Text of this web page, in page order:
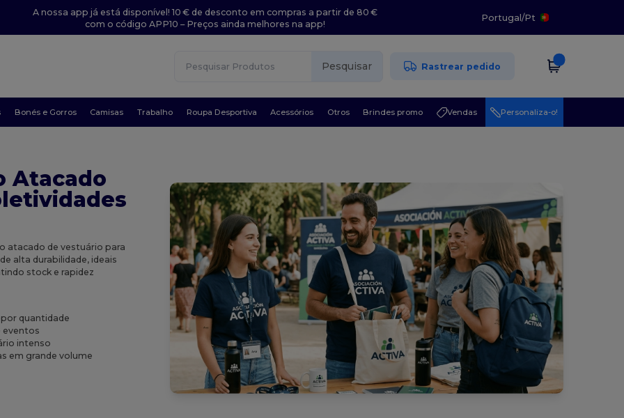
A nossa app já está disponível! 10 € de desconto em compras a partir de 80 €
com o código APP10 – Preços ainda melhores na app!
Portugal/Pt
Pesquisar Rastrear pedido
Bonés e Gorros Camisas Trabalho Roupa Desportiva Acessórios Otros Brindes promo Vendas Personaliza-o!
Atacado
atacado de vestuário para
alta durabilidade, ideais
stock e rapidez
quantidade
eventos
intenso
em grande volume